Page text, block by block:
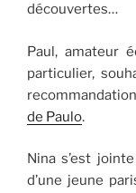
découvertes…
Paul, amateur
particulier,
de Paulo.
Nina s’est
d’une jeune